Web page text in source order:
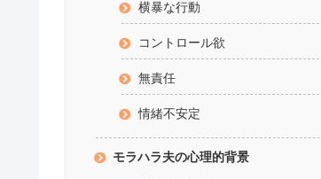
横暴な行動
コントロール欲
無責任
情緒不安定
モラハラ夫の心理的背景